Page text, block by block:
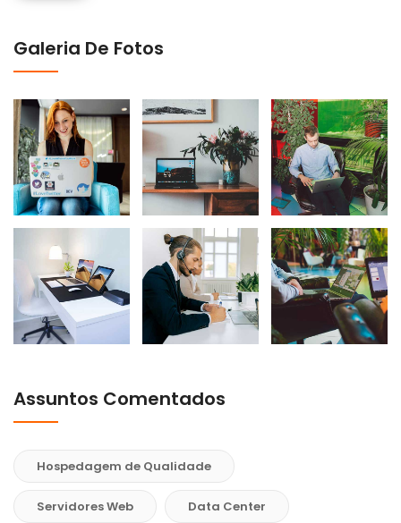
Galeria De Fotos
Assuntos Comentados
Hospedagem de Qualidade
Servidores Web Data Center